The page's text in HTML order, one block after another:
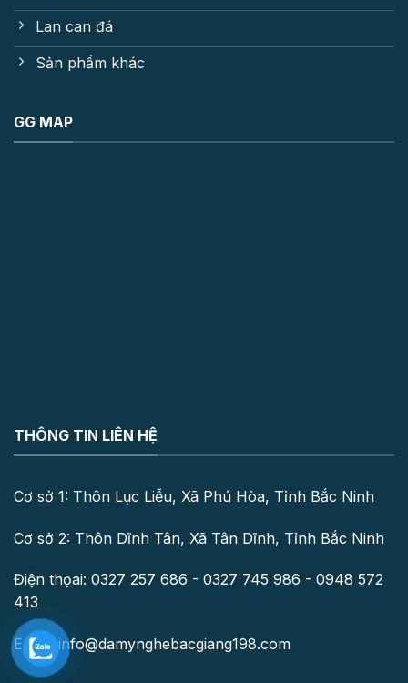
Lan can đá
Sản phẩm khác
GG MAP
THÔNG TIN LIÊN HỆ
Cơ sở 1: Thôn Lục Liễu, Xã Phú Hòa, Tỉnh Bắc Ninh
Cơ sở 2: Thôn Dĩnh Tân, Xã Tân Dĩnh, Tỉnh Bắc Ninh
Điện thọai: 0327 257 686 - 0327 745 986 - 0948 572
413
Email: info@damynghebacgiang198.com